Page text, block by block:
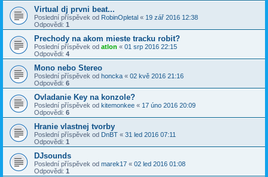
Virtual dj prvni beat...
Poslední příspěvek od RobinOpletal « 19 zář 2016 12:38
Odpovědi: 1
Prechody na akom mieste tracku robit?
Poslední příspěvek od atlon « 01 srp 2016 22:15
Odpovědi: 4
Mono nebo Stereo
Poslední příspěvek od honcka « 02 kvě 2016 21:16
Odpovědi: 6
Ovladanie Key na konzole?
Poslední příspěvek od kitemonkee « 17 úno 2016 20:09
Odpovědi: 6
Hranie vlastnej tvorby
Poslední příspěvek od DnBT « 31 led 2016 07:11
Odpovědi: 1
DJsounds
Poslední příspěvek od marek17 « 02 led 2016 01:08
Odpovědi: 1